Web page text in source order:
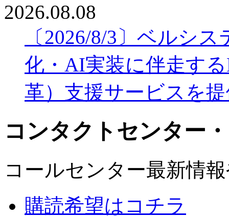
2026.08.08
〔2026/8/3〕ベルシ
化・AI実装に伴走す
革）支援サービスを
コンタクトセンター
コールセンター最新情
購読希望はコチラ